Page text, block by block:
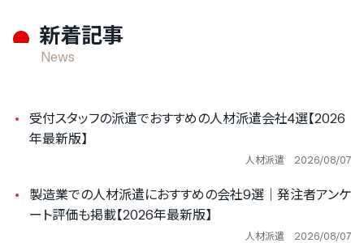
新着記事
News
受付スタッフの派遣でおすすめの人材派遣会社4選【2026
年最新版】
人材派遣 2026/08/07
製造業での人材派遣におすすめの会社9選｜発注者アンケ
ート評価も掲載【2026年最新版】
人材派遣 2026/08/07